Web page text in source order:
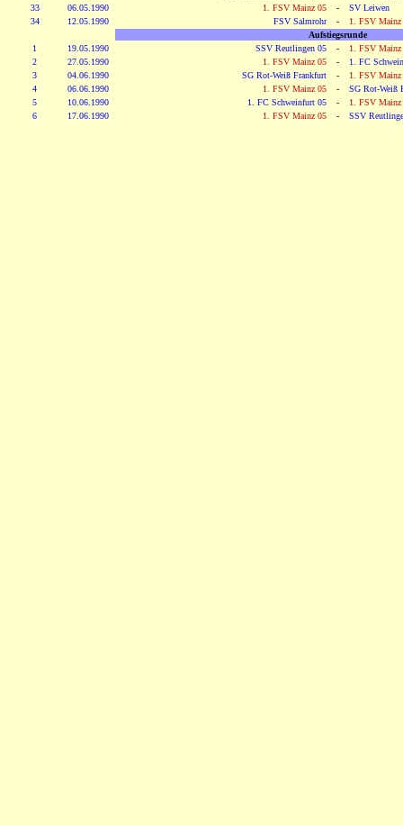
33
06.05.1990 1. FSV Mainz 05 -
SV Leiwen
34
12.05.1990 FSV Salmrohr -
1. FSV Mainz
Aufstiegsrunde
1
19.05.1990 SSV Reutlingen 05 -
1. FSV Mainz
2
27.05.1990 1. FSV Mainz 05 -
1. FC
3
04.06.1990 SG Rot-Weiß Frankfurt -
1. FSV Mainz
4
06.06.1990 1. FSV Mainz 05 -
SG Rot-Weiß
5
10.06.1990 1. FC Schweinfurt 05 -
1. FSV Mainz
6
17.06.1990 1. FSV Mainz 05 - SSV